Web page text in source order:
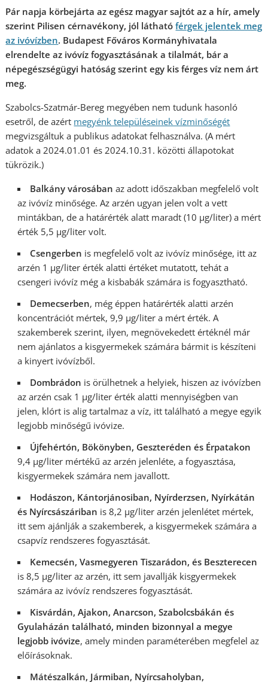
Pár napja körbejárta az egész magyar sajtót az a hír, amely
szerint Pilisen cérnavékony, jól láthatóférgek jelentek meg
az ivóvízben. Budapest Főváros Kormányhivatala
elrendelte az ivóvíz fogyasztásának a tilalmát, bár a
népegészségügyi hatóság szerint egy kis férges víz nem árt
meg.
Szabolcs-Szatmár-Bereg megyében nem tudunk hasonló
esetről, de azért megyénk településeinek vízminőségét
megvizsgáltuk a publikus adatokat felhasználva. (A mért
adatok a 2024.01.01 és 2024.10.31. közötti állapotokat
tükrözik.)
Balkány városábanaz adott időszakban megfelelő volt
az ivóvíz minősége. Az arzén ugyan jelen volt a vett
mintákban, de a határérték alatt maradt (10 µg/liter) a mért
érték 5,5 µg/liter volt.
Csengerben is megfelelő volt az ivóvíz minősége, itt az
arzén 1 µg/liter érték alatti értéket mutatott, tehát a
csengeri ivóvíz még a kisbabák számára is fogyasztható.
Demecserben, még éppen határérték alatti arzén
koncentrációt mértek, 9,9 µg/liter a mért érték. A
szakemberek szerint, ilyen, megnövekedett értéknél már
nem ajánlatos a kisgyermekek számára bármit is készíteni
a kinyert ivóvízből.
Dombrádon is örülhetnek a helyiek, hiszen az ivóvízben
az arzén csak 1 µg/liter érték alatti mennyiségben van
jelen, klórt is alig tartalmaz a víz, itt található a megye egyik
legjobb minőségű ivóvize.
Újfehértón, Bökönyben, Geszteréden és Érpatakon
9,4 µg/liter mértékű az arzén jelenléte, a fogyasztása,
kisgyermekek számára nem javallott.
Hodászon, Kántorjánosiban, Nyírderzsen, Nyírkátán
és Nyírcsászáriban is 8,2 µg/liter arzén jelenlétet mértek,
itt sem ajánlják a szakemberek, a kisgyermekek számára a
csapvíz rendszeres fogyasztását.
Kemecsén, Vasmegyeren Tiszarádon, és Beszterecen
is 8,5 µg/liter az arzén, itt sem javallják kisgyermekek
számára az ivóvíz rendszeres fogyasztását.
Kisvárdán, Ajakon, Anarcson, Szabolcsbákán és
Gyulaházán található, minden bizonnyal a megye
legjobb ivóvize, amely minden paraméterében megfelel az
előírásoknak.
Mátészalkán, Jármiban, Nyírcsaholyban,